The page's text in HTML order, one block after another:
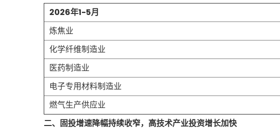
2026年1-5月
炼焦业
化学纤维制造业
医药制造业
电子专用材料制造业
燃气生产供应业
二、固投增速降幅持续收窄，高技术产业投资增长加快